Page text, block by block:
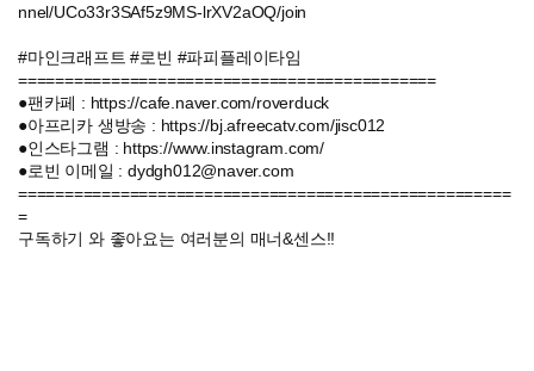
nnel/UCo33r3SAf5z9MS-lrXV2aOQ/join
#마인크래프트 #로빈 #파피플레이타임
=============================================
●팬카페 : https://cafe.naver.com/roverduck
●아프리카 생방송 : https://bj.afreecatv.com/jisc012
●인스타그램 : https://www.instagram.com/
●로빈 이메일 : dydgh012@naver.com
=====================================================
=
구독하기 와 좋아요는 여러분의 매너&센스!!